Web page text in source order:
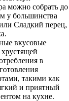
можно собрать до
у большинства
Сладкий перец,
вкусовые
в
такими как
и приятный
на кухне.